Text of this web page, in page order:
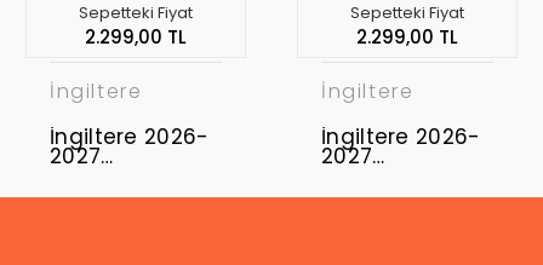
Sepetteki Fiyat
2.299,00 TL
İngiltere
İngiltere 2026-
2027
Concept
Sepetteki Fiyat
2.299,00 TL
İngiltere
İngiltere 2026-
2027
Concept